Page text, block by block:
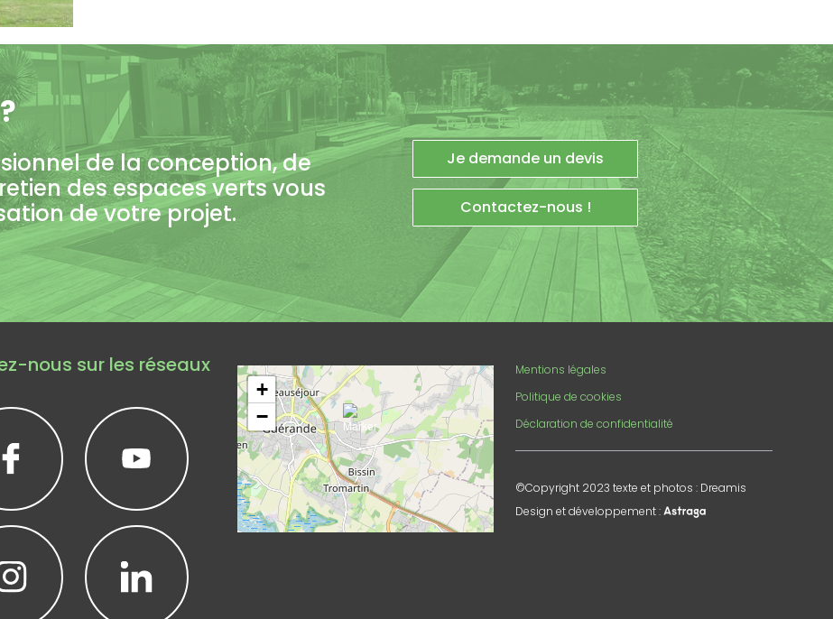
de la conception, de
des espaces verts vous
de votre projet.
Je demande un devis
Contactez-nous !
nous sur les réseaux
+
−
Mentions légales
Politique de cookies
Déclaration de confidentialité
©Copyright 2023 texte et photos : Dreamis
Design et développement :